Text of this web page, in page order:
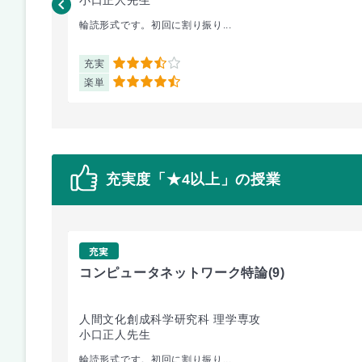
輪読形式です。初回に割り振り...
充実 3.5
楽単 4.5
充実度「★4以上」の授業
充実
コンピュータネットワーク特論(9)
人間文化創成科学研究科 理学専攻
小口正人先生
輪読形式です。初回に割り振り...